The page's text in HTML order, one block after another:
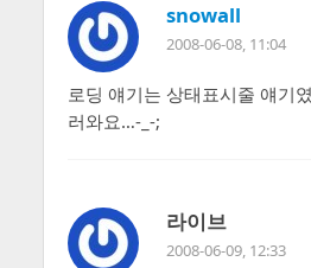
snowall
2008-06-08, 11:04
로딩 얘기는 상태표시줄 얘기
러와요…-_-;
라이브
2008-06-09, 12:33